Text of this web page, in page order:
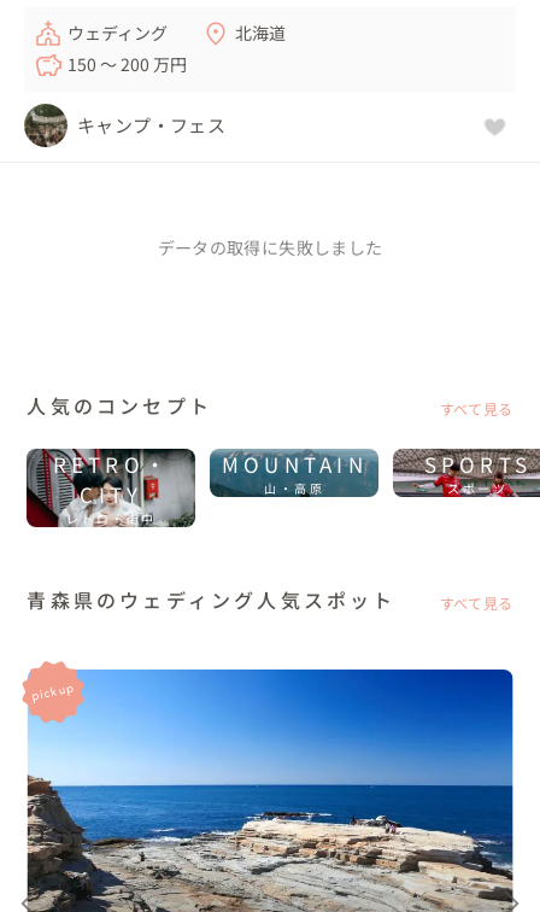
ウェディング
北海道
150 〜 200 万円
キャンプ・フェス
データの取得に失敗しました
人気のコンセプト すべて見る
RETRO・
CITY
レトロ・街中
MOUNTAIN
山・高原
SPORTS
スポーツ
青森県のウェディング人気スポット すべて見る